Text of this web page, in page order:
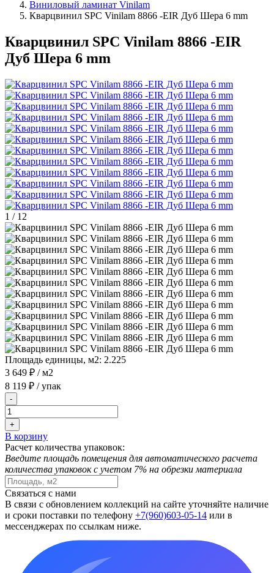
Виниловый ламинат Vinilam
Кварцвинил SPC Vinilam 8866 -EIR Дуб Шера 6 mm
Кварцвинил SPC Vinilam 8866 -EIR
Дуб Шера 6 mm
1 / 12
Площадь единицы, м2: 2.225
3 649 ₽ / м2
8 119 ₽ / упак
-
+
В корзину
Расчет количества упаковок:
Введите площадь помещения для автоматического расчета
количества упаковок с учетом 7% на обрезки материала
Связаться с нами
В связи с обновлением коллекций на сайте уточняйте наличие
и сроки поставки по телефону +7(960)603-05-14 или в
мессенджерах по ссылкам ниже.